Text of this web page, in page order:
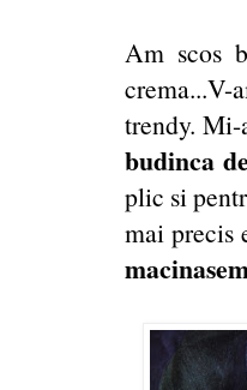
Am scos
trendy.
budinca
plic si
mai precis